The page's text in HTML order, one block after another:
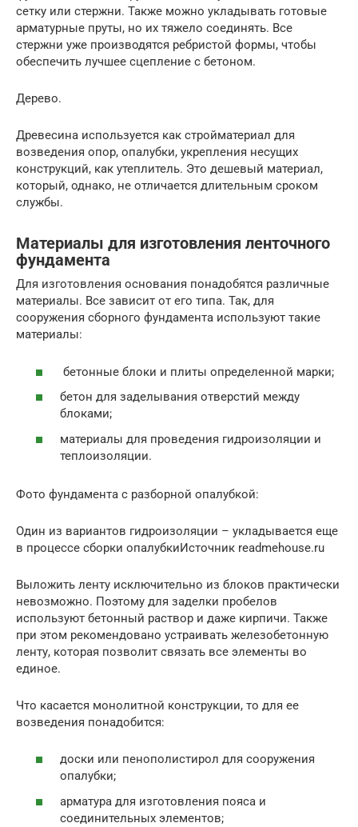
сетку или стержни. Также можно укладывать готовые
арматурные пруты, но их тяжело соединять. Все
стержни уже производятся ребристой формы, чтобы
обеспечить лучшее сцепление с бетоном.
Дерево.
Древесина используется как стройматериал для
возведения опор, опалубки, укрепления несущих
конструкций, как утеплитель. Это дешевый материал,
который, однако, не отличается длительным сроком
службы.
Материалы для изготовления ленточного
фундамента
Для изготовления основания понадобятся различные
материалы. Все зависит от его типа. Так, для
сооружения сборного фундамента используют такие
материалы:
бетонные блоки и плиты определенной марки;
бетон для заделывания отверстий между
блоками;
материалы для проведения гидроизоляции и
теплоизоляции.
Фото фундамента с разборной опалубкой:
Один из вариантов гидроизоляции – укладывается еще
в процессе сборки опалубкиИсточник readmehouse.ru
Выложить ленту исключительно из блоков практически
невозможно. Поэтому для заделки пробелов
используют бетонный раствор и даже кирпичи. Также
при этом рекомендовано устраивать железобетонную
ленту, которая позволит связать все элементы во
единое.
Что касается монолитной конструкции, то для ее
возведения понадобится:
доски или пенополистирол для сооружения
опалубки;
арматура для изготовления пояса и
соединительных элементов;